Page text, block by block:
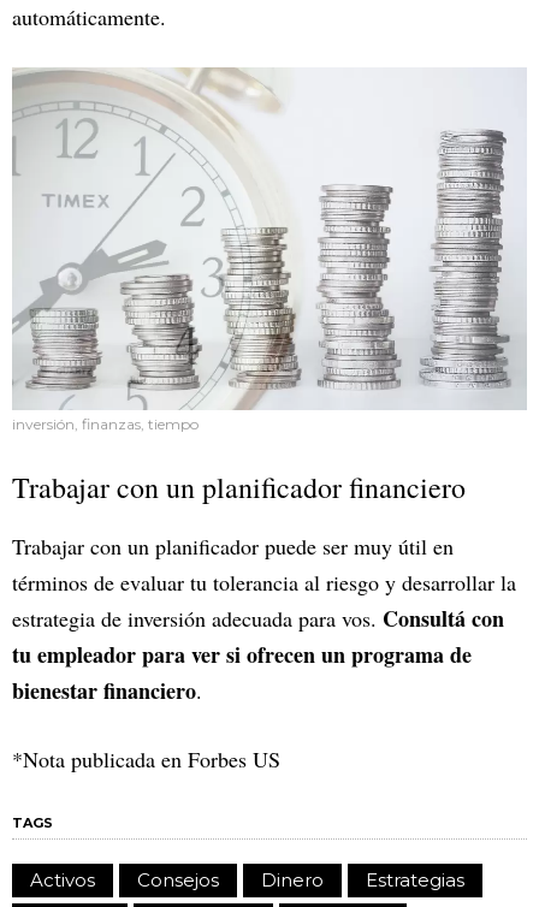
automáticamente.
inversión, finanzas, tiempo
Trabajar con un planificador financiero
Trabajar con un planificador puede ser muy útil en
términos de evaluar tu tolerancia al riesgo y desarrollar la
estrategia de inversión adecuada para vos. Consultá con
tu empleador para ver si ofrecen un programa de
bienestar financiero.
*Nota publicada en Forbes US
TAGS
Activos Consejos Dinero
Estrategias